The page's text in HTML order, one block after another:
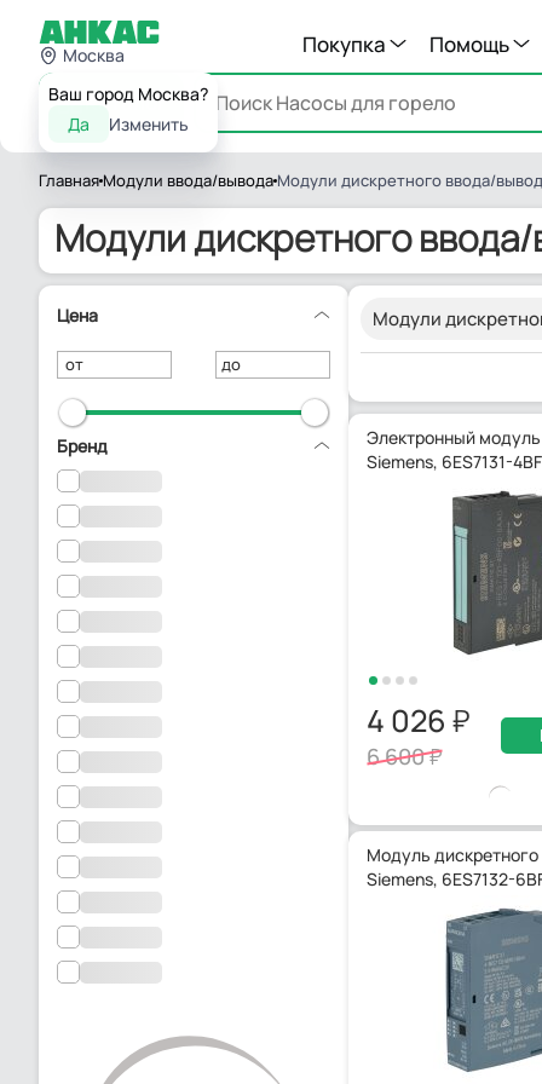
Москва
Ваш город Москва?
Да
Изменить
Покупка Помощь
Каталог
Главная Модули ввода/вывода Модули дискретного ввода/
Модули дискретного
Цена
от до
Бренд
Модули
Электронный
Siemens, 6ES7131-
4 026
6 600
Модуль
Siemens, 6ES7132-